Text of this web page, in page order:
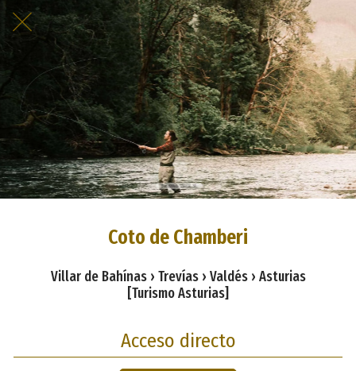
Coto de Chamberi
Villar de Bahínas › Trevías › Valdés › Asturias
[Turismo Asturias]
Acceso directo